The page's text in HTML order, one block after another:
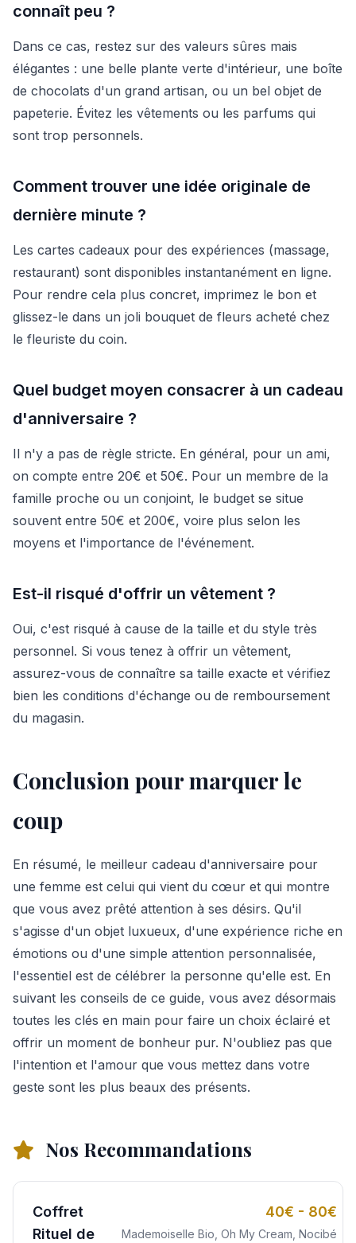
connaît peu ?
Dans ce cas, restez sur des valeurs sûres mais
élégantes : une belle plante verte d'intérieur, une boîte
de chocolats d'un grand artisan, ou un bel objet de
papeterie. Évitez les vêtements ou les parfums qui
sont trop personnels.
Comment trouver une idée originale de
dernière minute ?
Les cartes cadeaux pour des expériences (massage,
restaurant) sont disponibles instantanément en ligne.
Pour rendre cela plus concret, imprimez le bon et
glissez-le dans un joli bouquet de fleurs acheté chez
le fleuriste du coin.
Quel budget moyen consacrer à un cadeau
d'anniversaire ?
Il n'y a pas de règle stricte. En général, pour un ami,
on compte entre 20€ et 50€. Pour un membre de la
famille proche ou un conjoint, le budget se situe
souvent entre 50€ et 200€, voire plus selon les
moyens et l'importance de l'événement.
Est-il risqué d'offrir un vêtement ?
Oui, c'est risqué à cause de la taille et du style très
personnel. Si vous tenez à offrir un vêtement,
assurez-vous de connaître sa taille exacte et vérifiez
bien les conditions d'échange ou de remboursement
du magasin.
Conclusion pour marquer le
coup
En résumé, le meilleur cadeau d'anniversaire pour
une femme est celui qui vient du cœur et qui montre
que vous avez prêté attention à ses désirs. Qu'il
s'agisse d'un objet luxueux, d'une expérience riche en
émotions ou d'une simple attention personnalisée,
l'essentiel est de célébrer la personne qu'elle est. En
suivant les conseils de ce guide, vous avez désormais
toutes les clés en main pour faire un choix éclairé et
offrir un moment de bonheur pur. N'oubliez pas que
l'intention et l'amour que vous mettez dans votre
geste sont les plus beaux des présents.
Nos Recommandations
Coffret
Rituel de
40€ - 80€
Mademoiselle Bio, Oh My Cream, Nocibé